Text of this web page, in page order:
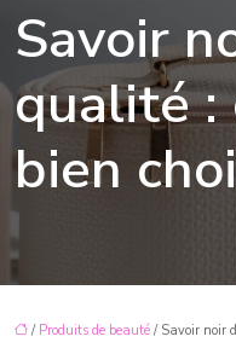
Savoir
qualité :
bien
/ Produits de beauté / Savoir noir